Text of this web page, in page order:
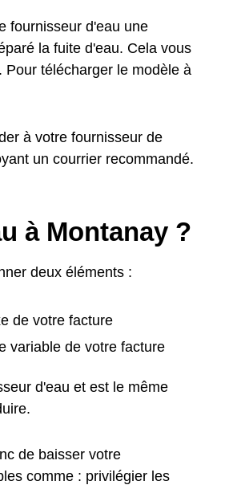
fournisseur d'eau une
la fuite d'eau. Cela vous
télécharger le modèle à
à votre fournisseur de
un courrier recommandé.
à Montanay ?
deux éléments :
de votre facture
variable de votre facture
d'eau et est le même
de baisser votre
comme : privilégier les